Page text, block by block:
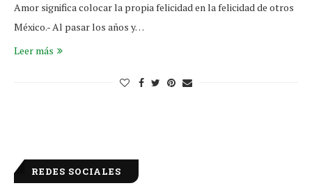
Amor significa colocar la propia felicidad en la felicidad de otros
México.- Al pasar los años y…
Leer más
REDES SOCIALES